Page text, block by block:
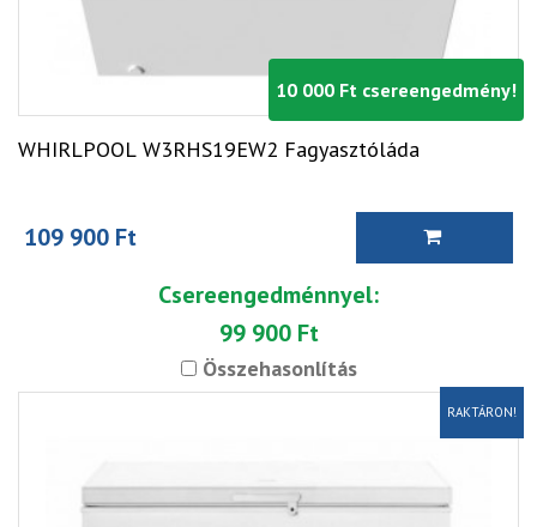
10 000 Ft csereengedmény!
WHIRLPOOL W3RHS19EW2 Fagyasztóláda
109 900 Ft
Csereengedménnyel:
99 900 Ft
Összehasonlítás
RAKTÁRON!